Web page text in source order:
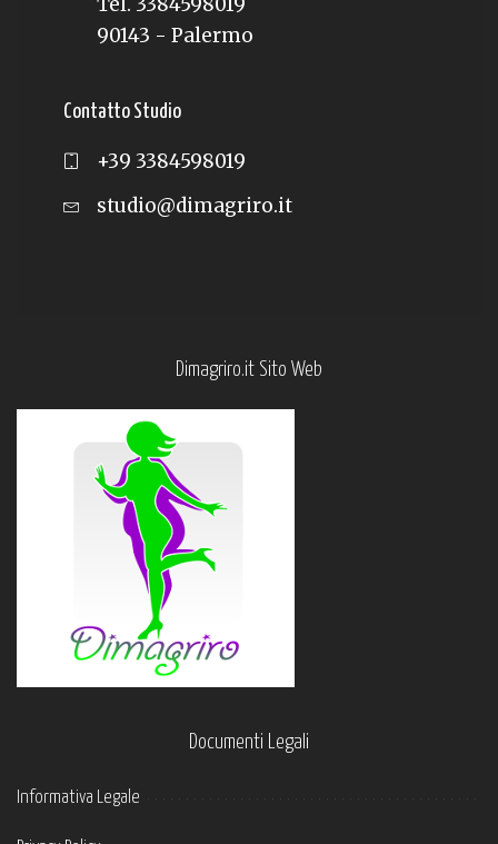
Tel. 3384598019
90143 - Palermo
Contatto Studio
+39 3384598019
studio@dimagriro.it
Dimagriro.it Sito Web
Documenti Legali
Informativa Legale